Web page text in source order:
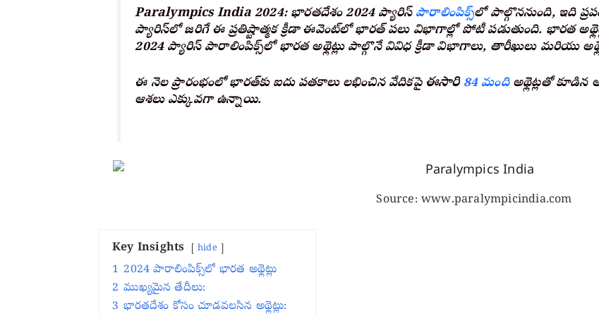
Paralympics India 2024: భారతదేశం 2024 ప్యారిస్ పారాలింపిక్స్‌లో పాల్గొననుంది, ఇది
ప్యారిస్‌లో జరిగే ఈ ప్రతిష్టాత్మక క్రీడా ఈవెంట్‌లో భారత్ పలు విభాగాల్లో పోటీ పడుతుంది. భారత
2024 ప్యారిస్ పారాలింపిక్స్‌లో భారత అథ్లెట్లు పాల్గొనే వివిధ క్రీడా విభాగాలు, తారీఖులు మరియు
ఈ నెల ప్రారంభంలో భారత్‌కు ఐదు పతకాలు లభించిన వేదికపై ఈసారి 84 మందిఅథ్లెట్లతో కూడిన
ఆశలు ఎక్కువగా ఉన్నాయి.
Source: www.paralympicindia.com
Key Insights hide
1 2024 పారాలింపిక్స్‌లో భారత అథ్లెట్లు
2 ముఖ్యమైన తేదీలు:
3 భారతదేశం కోసం చూడవలసిన అథ్లెట్లు: